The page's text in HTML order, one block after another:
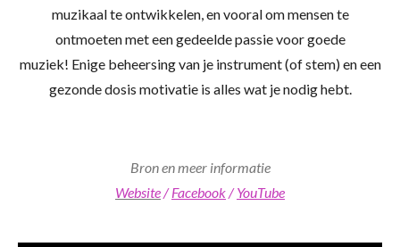
muzikaal te ontwikkelen, en vooral om mensen te
ontmoeten met een gedeelde passie voor goede
muziek! Enige beheersing van je instrument (of stem) en een
gezonde dosis motivatie is alles wat je nodig hebt.
Bron en meer informatie
Website/Facebook/YouTube